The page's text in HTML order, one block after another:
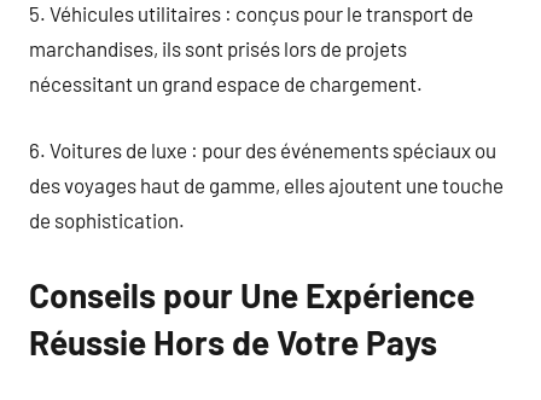
5. Véhicules utilitaires : conçus pour le transport de
marchandises, ils sont prisés lors de projets
nécessitant un grand espace de chargement.
6. Voitures de luxe : pour des événements spéciaux ou
des voyages haut de gamme, elles ajoutent une touche
de sophistication.
Conseils pour Une Expérience
Réussie Hors de Votre Pays